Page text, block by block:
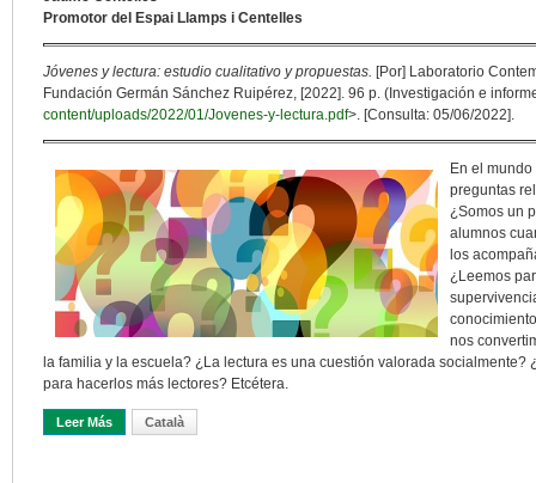
Promotor del Espai Llamps i Centelles
Jóvenes y lectura: estudio cualitativo y propuestas. [Por] Laboratorio
Fundación Germán Sánchez Ruipérez, [2022]. 96 p. (Investigación e
content/uploads/2022/01/Jovenes-y-lectura.pdf>. [Consulta: 05/06/2022].
En el
preguntas
¿Somos un
alumnos
los
¿Leemos
nos
la familia y la escuela? ¿La lectura es una cuestión valorada
para hacerlos más lectores? Etcétera.
Leer Más Sobre ¿Leen, Los Jóvenes? ¿Cómo? ¿Dónde? ¿Cuándo? ¿Qué?
Català